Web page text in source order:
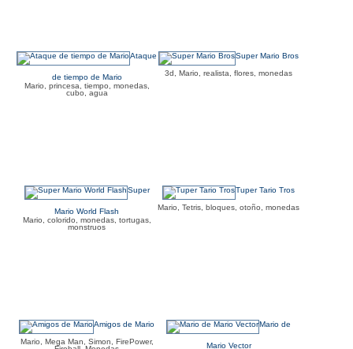
Ataque
de tiempo de Mario
Mario, princesa, tiempo, monedas,
cubo, agua
Super Mario Bros
3d, Mario, realista, flores, monedas
Super
Mario World Flash
Mario, colorido, monedas, tortugas,
monstruos
Tuper Tario Tros
Mario, Tetris, bloques, otoño, monedas
Amigos de Mario
Mario, Mega Man, Simon, FirePower,
Mario de
Mario Vector